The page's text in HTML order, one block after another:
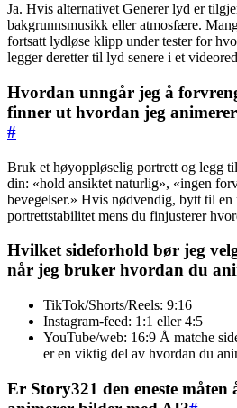
Ja. Hvis alternativet Generer lyd er
bakgrunnsmusikk eller atmosfære.
fortsatt lydløse klipp under tester for
legger deretter til lyd senere i et
Hvordan unngår jeg å
finner ut hvordan jeg
#
Bruk et høyoppløselig portrett og legg
din: «hold ansiktet naturlig», «ingen
bevegelser.» Hvis nødvendig, bytt til
portrettstabilitet mens du finjusterer
Hvilket sideforhold bør jeg
når jeg bruker hvordan du
TikTok/Shorts/Reels: 9:16
Instagram-feed: 1:1 eller 4:5
YouTube/web: 16:9 Å matche
er en viktig del av hvordan du
Er Story321 den eneste